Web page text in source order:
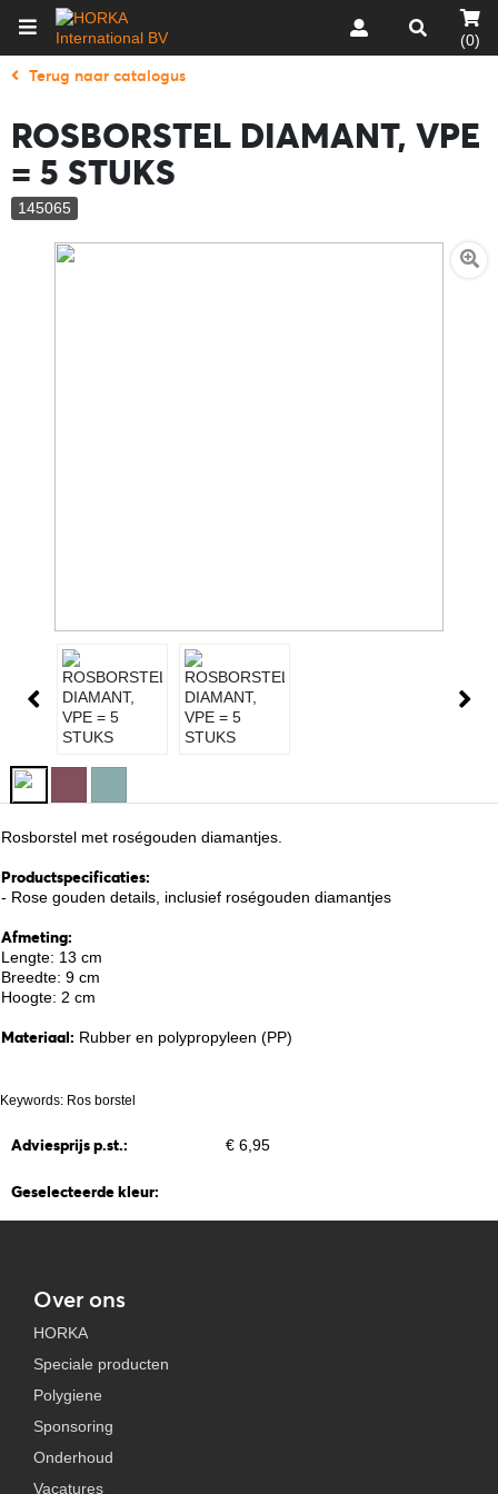
(0)
Terug naar catalogus
ROSBORSTEL DIAMANT, VPE
= 5 STUKS
145065
Rosborstel met roségouden diamantjes.
Productspecificaties:
- Rose gouden details, inclusief roségouden diamantjes
Afmeting:
Lengte: 13 cm
Breedte: 9 cm
Hoogte: 2 cm
Materiaal: Rubber en polypropyleen (PP)
Keywords: Ros borstel
Adviesprijs p.st.: € 6,95
Geselecteerde kleur:
Over ons
HORKA
Speciale producten
Polygiene
Sponsoring
Onderhoud
Vacatures